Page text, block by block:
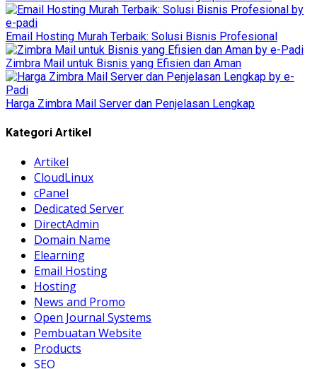
Email Hosting Murah Terbaik: Solusi Bisnis Profesional
Zimbra Mail untuk Bisnis yang Efisien dan Aman
Harga Zimbra Mail Server dan Penjelasan Lengkap
Kategori Artikel
Artikel
CloudLinux
cPanel
Dedicated Server
DirectAdmin
Domain Name
Elearning
Email Hosting
Hosting
News and Promo
Open Journal Systems
Pembuatan Website
Products
SEO